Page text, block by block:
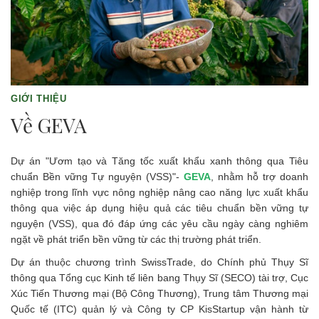
GIỚI THIỆU
Về GEVA
Dự án "Ươm tạo và Tăng tốc xuất khẩu xanh thông qua Tiêu
chuẩn Bền vững Tự nguyện (VSS)"- GEVA, nhằm hỗ trợ doanh
nghiệp trong lĩnh vực nông nghiệp nâng cao năng lực xuất khẩu
thông qua việc áp dụng hiệu quả các tiêu chuẩn bền vững tự
nguyện (VSS), qua đó đáp ứng các yêu cầu ngày càng nghiêm
ngặt về phát triển bền vững từ các thị trường phát triển.
Dự án thuộc chương trình SwissTrade, do Chính phủ Thụy Sĩ
thông qua Tổng cục Kinh tế liên bang Thụy Sĩ (SECO) tài trợ, Cục
Xúc Tiến Thương mại (Bộ Công Thương), Trung tâm Thương mại
Quốc tế (ITC) quản lý và Công ty CP KisStartup vận hành từ